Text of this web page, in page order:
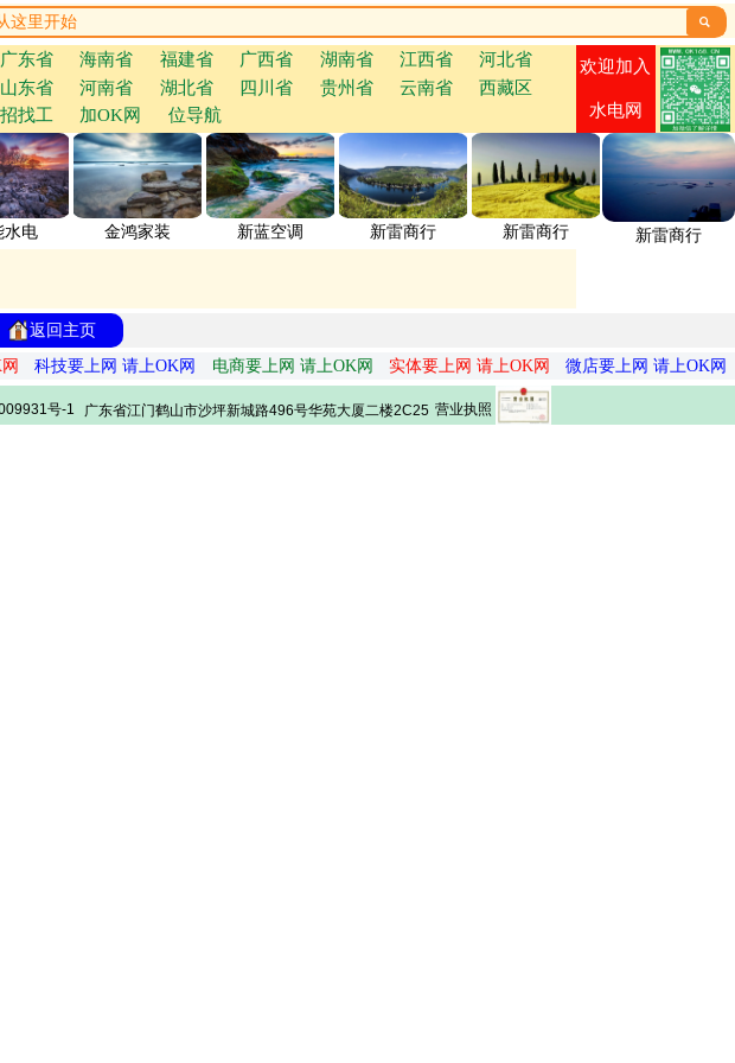

广东省 海南省 福建省 广西省 湖南省 江西省
河北省
山东省 河南省 湖北省 四川省 贵州省 云南省
西藏区
招找工 加OK网 位导航
欢迎加入
水电网
水电 金鸿家装 新蓝空调 新雷商行 新雷商行 新雷商行
返回主页
科技要上网 请上OK网 电商要上网 请上OK网 实体要上网 请上OK网 微店要上网 请上OK网
号-1 广东省江门鹤山市沙坪新城路496号华苑大厦二楼2C25 营业执照